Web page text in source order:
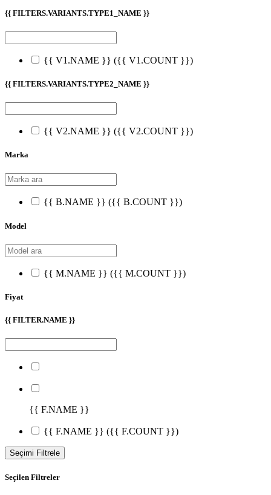
{{ FILTERS.VARIANTS.TYPE1_NAME }}
{{ V1.NAME }} ({{ V1.COUNT }})
{{ FILTERS.VARIANTS.TYPE2_NAME }}
{{ V2.NAME }} ({{ V2.COUNT }})
Marka
{{ B.NAME }} ({{ B.COUNT }})
Model
{{ M.NAME }} ({{ M.COUNT }})
Fiyat
{{ FILTER.NAME }}
{{ F.NAME }}
{{ F.NAME }} ({{ F.COUNT }})
Seçimi Filtrele
Seçilen Filtreler